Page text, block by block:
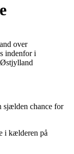
over
indenfor i
sjælden chance for
i kælderen på